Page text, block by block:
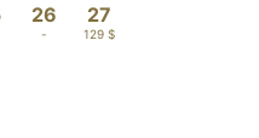
26
-
27
129 $